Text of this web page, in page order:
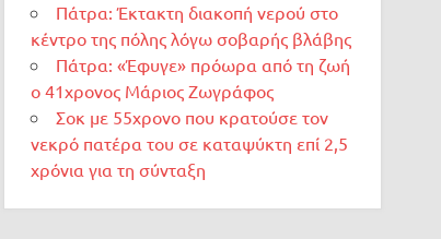
Πάτρα: Έκτακτη διακοπή νερού στο
κέντρο της πόλης λόγω σοβαρής βλάβης
Πάτρα: «Έφυγε» πρόωρα από τη ζωή
ο 41χρονος Μάριος Ζωγράφος
Σοκ με 55χρονο που κρατούσε τον
νεκρό πατέρα του σε καταψύκτη επί 2,5
χρόνια για τη σύνταξη